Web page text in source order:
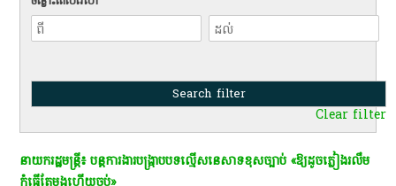
Clear filter
នាយករដ្ឋមន្រ្តី៖ បន្តការងារបង្រ្កាបបទល្មើសនេសាទខុសច្បាប់ «ឱ្យដូចភ្លៀងរលឹម